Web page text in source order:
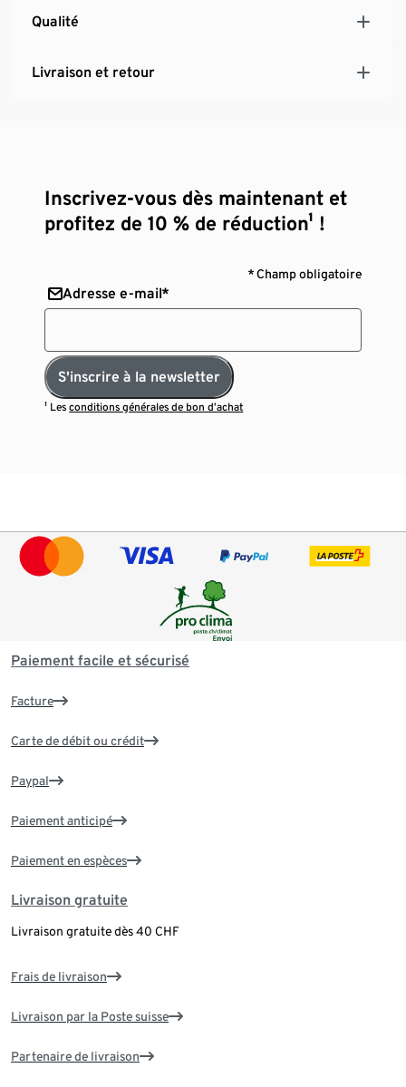
Qualité
Livraison et retour
Inscrivez-vous dès maintenant et
profitez de 10 % de réduction¹ !
* Champ obligatoire
Adresse e-mail*
S'inscrire à la newsletter
¹ Lesconditions générales de bon d’achat
Paiement facile et sécurisé
Facture
Carte de débit ou crédit
Paypal
Paiement anticipé
Paiement en espèces
Livraison gratuite
Livraison gratuite dès 40 CHF
Frais de livraison
Livraison par la Poste suisse
Partenaire de livraison